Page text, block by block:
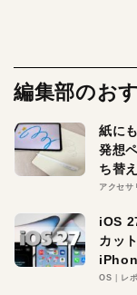
編集部のお
紙に
発想
ち替
アクセサ
iOS
カッ
OS レ